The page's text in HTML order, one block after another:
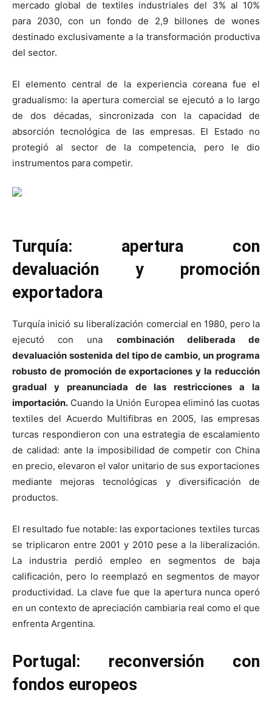
mercado global de textiles industriales del 3% al 10%
para 2030, con un fondo de 2,9 billones de wones
destinado exclusivamente a la transformación productiva
del sector.
El elemento central de la experiencia coreana fue el
gradualismo: la apertura comercial se ejecutó a lo largo
de dos décadas, sincronizada con la capacidad de
absorción tecnológica de las empresas. El Estado no
protegió al sector de la competencia, pero le dio
instrumentos para competir.
Turquía: apertura con
devaluación y promoción
exportadora
Turquía inició su liberalización comercial en 1980, pero la
ejecutó con una combinación deliberada de
devaluación sostenida del tipo de cambio, un programa
robusto de promoción de exportaciones y la reducción
gradual y preanunciada de las restricciones a la
importación. Cuando la Unión Europea eliminó las cuotas
textiles del Acuerdo Multifibras en 2005, las empresas
turcas respondieron con una estrategia de escalamiento
de calidad: ante la imposibilidad de competir con China
en precio, elevaron el valor unitario de sus exportaciones
mediante mejoras tecnológicas y diversificación de
productos.
El resultado fue notable: las exportaciones textiles turcas
se triplicaron entre 2001 y 2010 pese a la liberalización.
La industria perdió empleo en segmentos de baja
calificación, pero lo reemplazó en segmentos de mayor
productividad. La clave fue que la apertura nunca operó
en un contexto de apreciación cambiaria real como el que
enfrenta Argentina.
Portugal: reconversión con
fondos europeos